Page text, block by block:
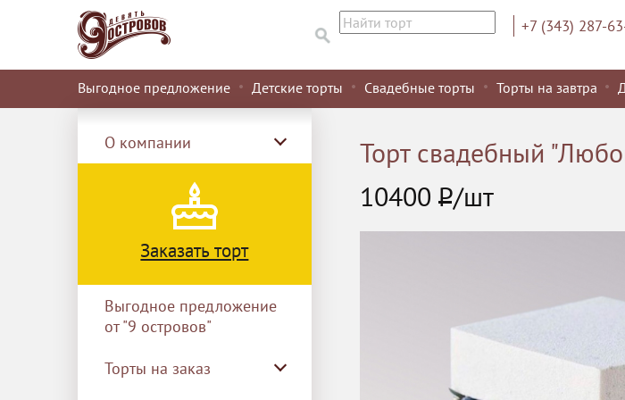
+7 (343) 287-
Выгодное предложение Детские торты Свадебные торты Торты на завтра
О компании
Заказать торт
Выгодное предложение
от "9 островов"
Торты на заказ
Торт свадебный
10400 Р/шт